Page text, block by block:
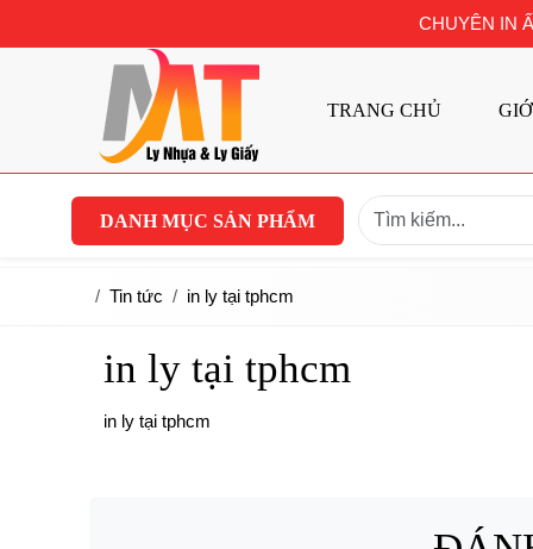
CHUYÊN IN
TRANG CHỦ
DANH MỤC SẢN PHẨM
Tin tức in ly tại tphcm
in ly tại tphcm
in ly tại tphcm